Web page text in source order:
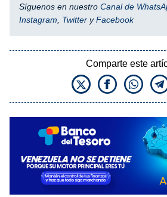
Síguenos en nuestro Canal de
Instagram
Twitter yFacebook
Comparte este